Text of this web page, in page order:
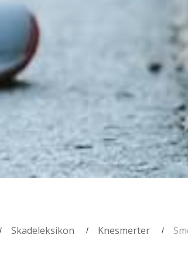
Skadeleksikon / Knesmerter /